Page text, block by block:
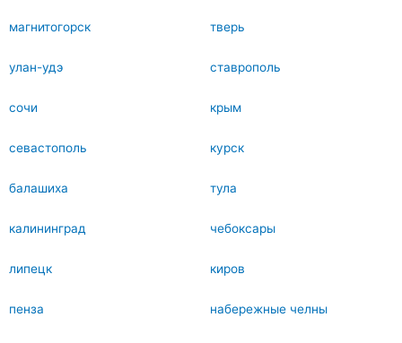
магнитогорск тверь
улан-удэ ставрополь
сочи крым
севастополь курск
балашиха тула
калининград чебоксары
липецк киров
пенза набережные челны